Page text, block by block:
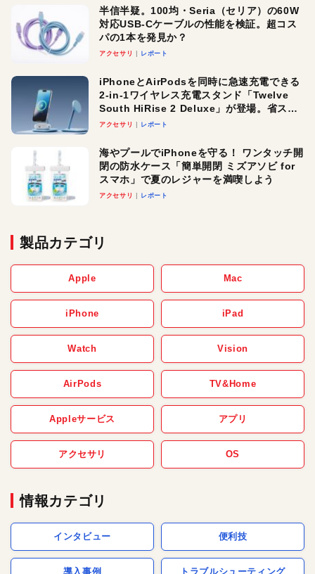
半信半疑。100均・Seria（セリア）の60W
対応USB-Cケーブルの性能を検証。超コス
パの1本を発見か？
アクセサリ レポート
iPhoneとAirPodsを同時に急速充電できる
2-in-1ワイヤレス充電スタンド「Twelve
South HiRise 2 Deluxe」が登場。省スペ
ースでおしゃれに充電したい人にオスス
アクセサリ レポート
海やプールでiPhoneを守る！ ワンタッチ開
閉の防水ケース「簡単開閉 ミズアソビ for
スマホ」で夏のレジャーを満喫しよう
アクセサリ レポート
製品カテゴリ
Apple Mac
iPhone iPad
Watch Vision
AirPods TV&Home
Appleサービス アプリ
アクセサリ OS
情報カテゴリ
インタビュー 便利技
導入事例 トラブルシューティング